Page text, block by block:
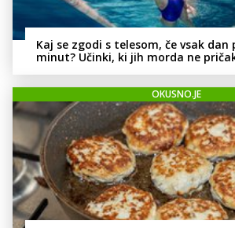
Kaj se zgodi s telesom, če vsak dan
minut? Učinki, ki jih morda ne
OKUSNO.JE